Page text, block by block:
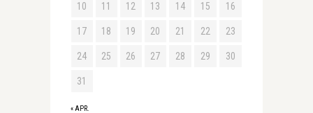
« APR.
10 11 12 13 14 15 16
17 18 19 20 21 22 23
24 25 26 27 28 29 30
31